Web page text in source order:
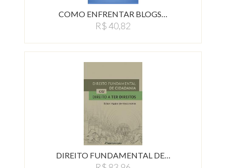
COMO ENFRENTAR BLOGS…
R$ 40,82
DIREITO FUNDAMENTAL DE…